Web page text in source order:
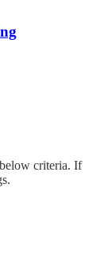
criteria. If